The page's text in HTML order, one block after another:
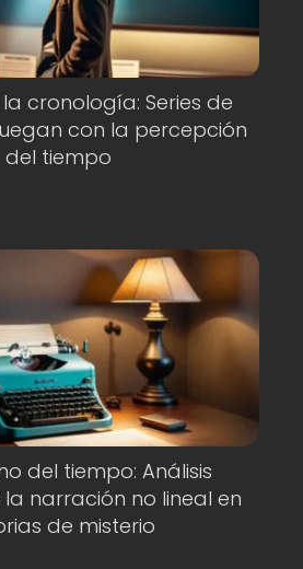
cronología: Series de
con la percepción
del tiempo
del tiempo: Análisis
narración no lineal en
de misterio